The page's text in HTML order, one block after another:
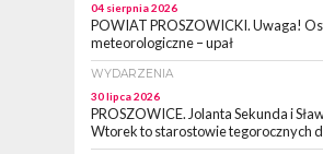
04 sierpnia 2026
POWIAT PROSZOWICKI. Uwaga!
meteorologiczne – upał
WYDARZENIA
30 lipca 2026
PROSZOWICE. Jolanta Sekunda i
Wtorek to starostowie tegorocznych